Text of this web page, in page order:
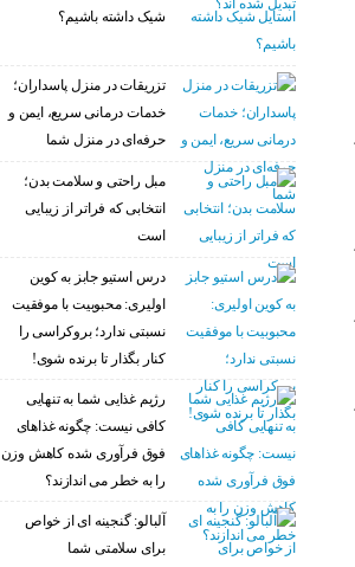
شیک داشته باشیم؟
تزریقات در منزل پاسداران؛
خدمات درمانی سریع، ایمن و
حرفه‌ای در منزل شما
مبل راحتی و سلامت بدن؛
انتخابی که فراتر از زیبایی
است
درس استیو جابز به کوین
اولیری: محبوبیت با موفقیت
نسبتی ندارد؛ بروکراسی را
کنار بگذار تا برنده شوی!
رژیم غذایی شما به تنهایی
کافی نیست: چگونه غذاهای
فوق فرآوری شده کاهش وزن
را به خطر می اندازند؟
آلبالو: گنجینه ای از خواص
برای سلامتی شما